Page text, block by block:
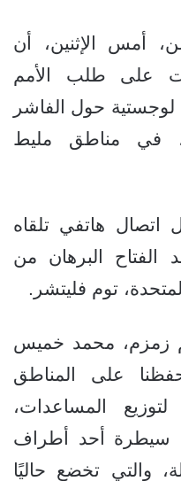
أمس الإثنين، أن
على طلب الأمم
لوجستية حول الفاشر
في مناطق مليط
اتصال هاتفي تلقاه
البرهان من
توم فليتشر.
زمزم، محمد خميس
على المناطق
المساعدات،
سيطرة أحد أطراف
والتي تخضع حاليًا